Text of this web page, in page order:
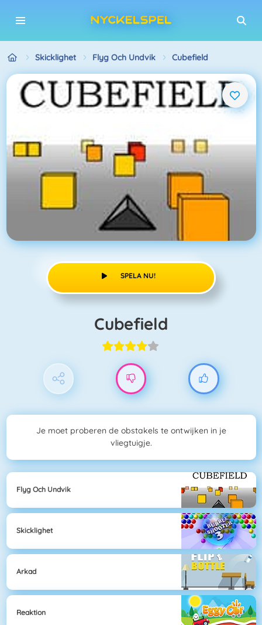
Skicklighet Flyg Och Undvik Cubefield
SPELA NU!
Cubefield
Je moet proberen de obstakels te ontwijken in je
vliegtuigje.
Flyg Och Undvik
Skicklighet
Arkad
Reaktion